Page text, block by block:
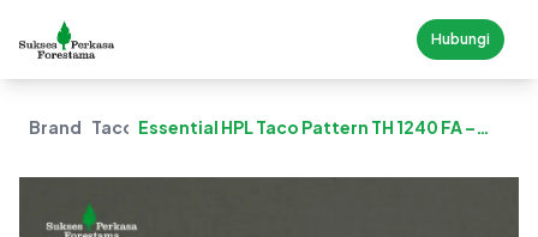
Hubungi
Brand Taco Essential HPL Taco Pattern TH 1240 FA –